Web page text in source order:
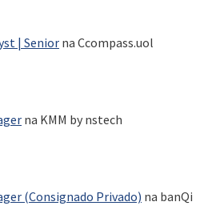
| Senior na Ccompass.uol
na KMM by nstech
(Consignado Privado) na banQi